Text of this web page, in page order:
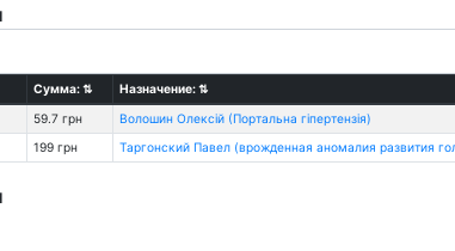
Сумма:⇅ Назначение:⇅
59.7 грн Волошин Олексій (Портальна гіпертензія)
199 грн Таргонский Павел (врожденная аномалия развития